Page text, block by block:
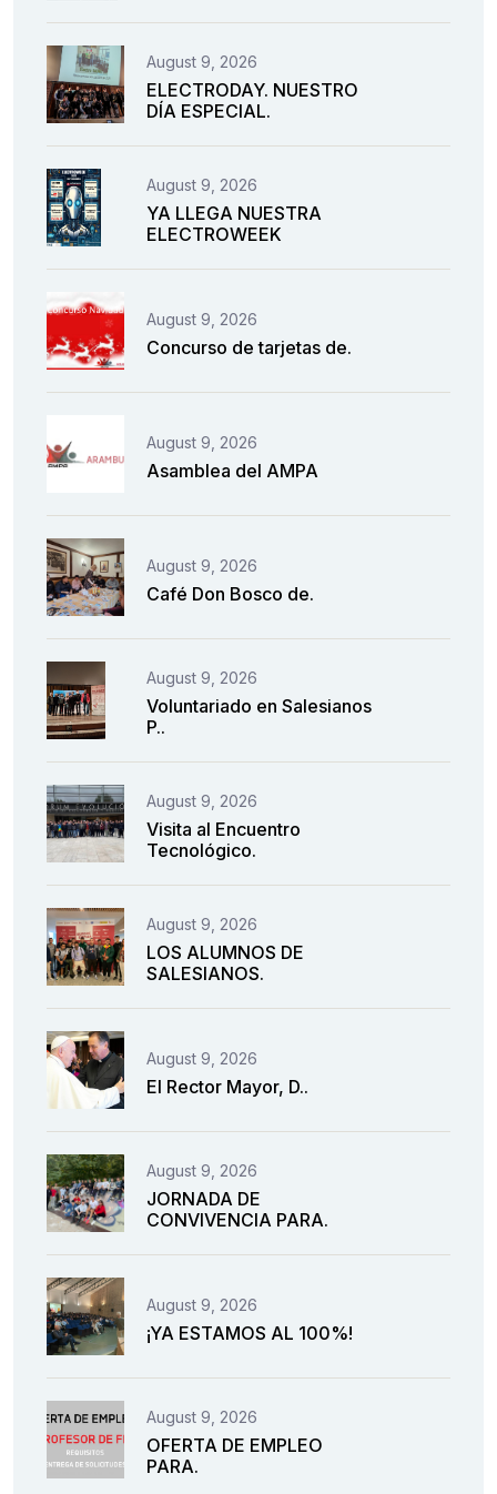
August 9, 2026
ELECTRODAY. NUESTRO
DÍA ESPECIAL.
August 9, 2026
YA LLEGA NUESTRA
ELECTROWEEK
August 9, 2026
Concurso de tarjetas de.
August 9, 2026
Asamblea del AMPA
August 9, 2026
Café Don Bosco de.
August 9, 2026
Voluntariado en Salesianos
P..
August 9, 2026
Visita al Encuentro
Tecnológico.
August 9, 2026
LOS ALUMNOS DE
SALESIANOS.
August 9, 2026
El Rector Mayor, D..
August 9, 2026
JORNADA DE
CONVIVENCIA PARA.
August 9, 2026
¡YA ESTAMOS AL 100%!
August 9, 2026
OFERTA DE EMPLEO
PARA.